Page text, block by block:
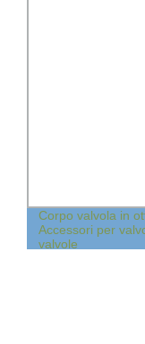
Corpo valvola in
Accessori per
valvole